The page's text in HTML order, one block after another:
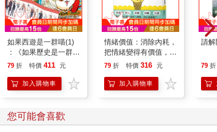
教學經驗中，我也發現，正氣不但是個人健康的本源，其與善相
應的特性，更能讓大小團體更和諧、美好。
邪之所湊，其氣必虛
除了「正氣內存，邪不可干」外，另一句常被引用的經典句是
「邪之所湊，其氣必虛」。這兩句話正是中醫的核心理論：一個
人若正氣充盈，則病邪（邪氣）難犯；若一個人常受病邪侵襲，
追本溯源，必源於其正氣虛弱，病邪不召自來。這裡的「邪」可
能是癌細胞、病菌、病毒等，新冠肺炎的冠狀病毒就是其中之
一。這可以從一些新冠肺炎確診者即使病癒後，各種後遺症卻尾
大不掉，造成身體各系統症狀頻頻一事得到例證。當一個人因某
些原因而正氣不足時，就像身體有了破洞，方便病毒趁虛而入。
如果西遊是一群喵(1)
：《如果歷史是一群
喵》作者最新力作，附
79 折 特價 411 元
加入購物車
情緒價值：消除內耗，
把情緒變得有價值，跟
誰都能自在相處
79 折 特價 316 元
加入購物車
請解
79 折
您可能會喜歡